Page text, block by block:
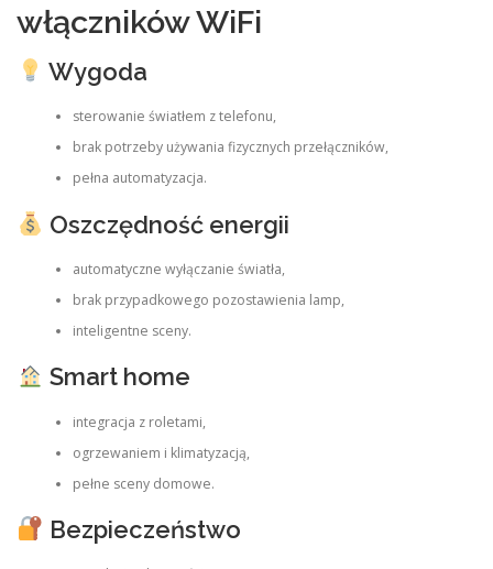
włączników WiFi
Wygoda
sterowanie światłem z telefonu,
brak potrzeby używania fizycznych przełączników,
pełna automatyzacja.
Oszczędność energii
automatyczne wyłączanie światła,
brak przypadkowego pozostawienia lamp,
inteligentne sceny.
Smart home
integracja z roletami,
ogrzewaniem i klimatyzacją,
pełne sceny domowe.
Bezpieczeństwo